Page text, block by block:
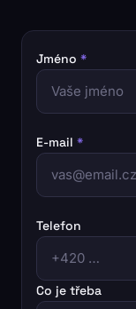
Jméno *
E-mail *
Telefon
Co je třeba